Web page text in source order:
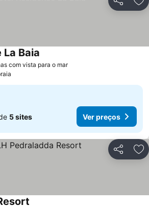
Partilhar
com vista para o marVer preços
Baia
5 sites Ver preços
Partilhar